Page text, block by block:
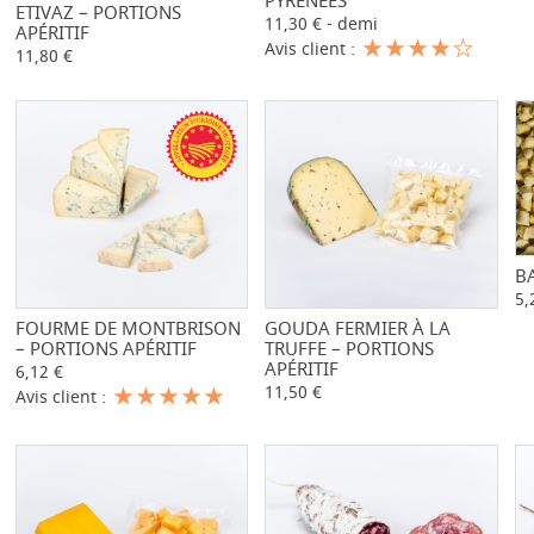
-
ETIVAZ – PORTIONS
APÉRITIF
11,80 €
11,30 € - demi
Avis client :
- +
FOURME DE MONTBRISON
– PORTIONS APÉRITIF
6,12 €
Avis client :
- +
GOUDA FERMIER À LA
TRUFFE – PORTIONS
APÉRITIF
11,50 €